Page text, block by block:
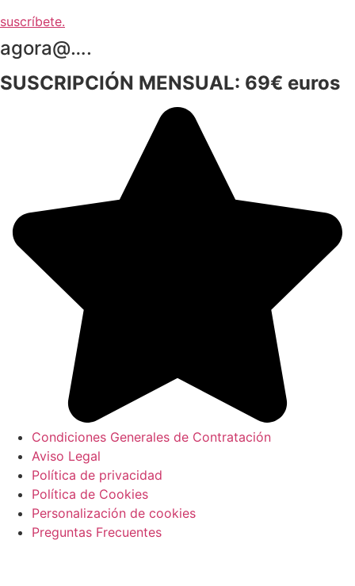
suscríbete.
agora@….
SUSCRIPCIÓN MENSUAL: 69€ euros
Condiciones Generales de Contratación
Aviso Legal
Política de privacidad
Política de Cookies
Personalización de cookies
Preguntas Frecuentes